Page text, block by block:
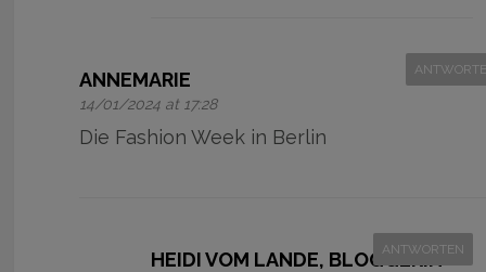
ANNEMARIE
14/01/2024 at 17:28
Die Fashion Week in Berlin
HEIDI VOM LANDE, BLOGGERIN
ANTWORTEN